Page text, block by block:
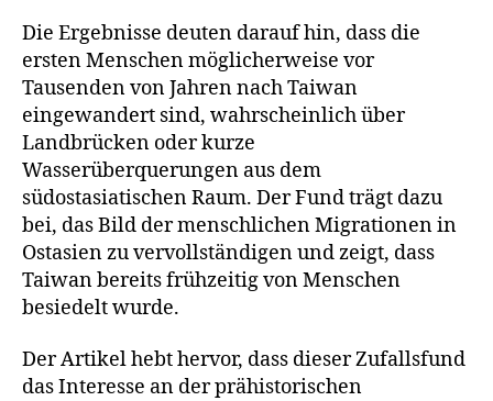
Die Ergebnisse deuten darauf hin, dass die
ersten Menschen möglicherweise vor
Tausenden von Jahren nach Taiwan
eingewandert sind, wahrscheinlich über
Landbrücken oder kurze
Wasserüberquerungen aus dem
südostasiatischen Raum. Der Fund trägt dazu
bei, das Bild der menschlichen Migrationen in
Ostasien zu vervollständigen und zeigt, dass
Taiwan bereits frühzeitig von Menschen
besiedelt wurde.
Der Artikel hebt hervor, dass dieser Zufallsfund
das Interesse an der prähistorischen